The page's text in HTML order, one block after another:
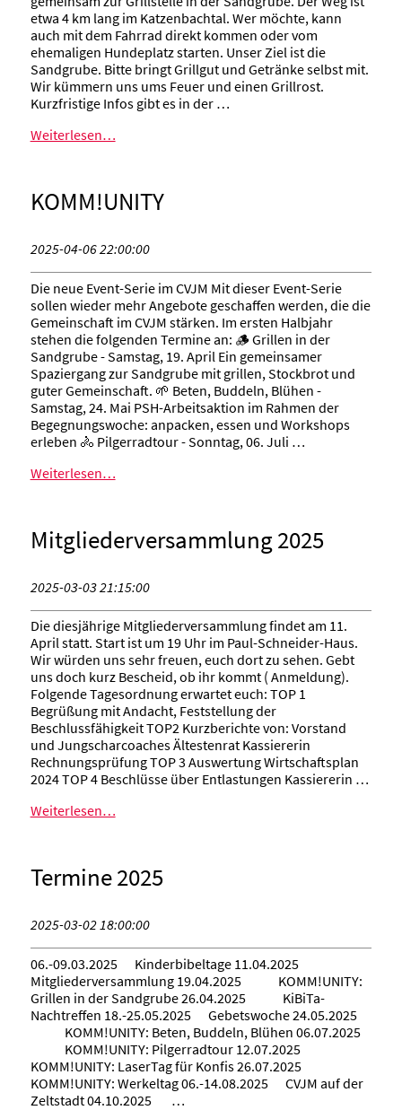
etwa 4 km lang im Katzenbachtal. Wer möchte, kann
auch mit dem Fahrrad direkt kommen oder vom
ehemaligen Hundeplatz starten. Unser Ziel ist die
Sandgrube. Bitte bringt Grillgut und Getränke selbst mit.
Wir kümmern uns ums Feuer und einen Grillrost.
Kurzfristige Infos gibt es in der …
Weiterlesen…
KOMM!UNITY
2025-04-06 22:00:00
Die neue Event-Serie im CVJM Mit dieser Event-Serie
sollen wieder mehr Angebote geschaffen werden, die die
Gemeinschaft im CVJM stärken. Im ersten Halbjahr
stehen die folgenden Termine an: 🪵 Grillen in der
Sandgrube - Samstag, 19. April Ein gemeinsamer
Spaziergang zur Sandgrube mit grillen, Stockbrot und
guter Gemeinschaft. 🌱 Beten, Buddeln, Blühen -
Samstag, 24. Mai PSH-Arbeitsaktion im Rahmen der
Begegnungswoche: anpacken, essen und Workshops
erleben 🚴 Pilgerradtour - Sonntag, 06. Juli …
Weiterlesen…
Mitgliederversammlung 2025
2025-03-03 21:15:00
Die diesjährige Mitgliederversammlung findet am 11.
April statt. Start ist um 19 Uhr im Paul-Schneider-Haus.
Wir würden uns sehr freuen, euch dort zu sehen. Gebt
uns doch kurz Bescheid, ob ihr kommt ( Anmeldung).
Folgende Tagesordnung erwartet euch: TOP 1
Begrüßung mit Andacht, Feststellung der
Beschlussfähigkeit TOP2 Kurzberichte von: Vorstand
und Jungscharcoaches Ältestenrat Kassiererin
Rechnungsprüfung TOP 3 Auswertung Wirtschaftsplan
2024 TOP 4 Beschlüsse über Entlastungen Kassiererin …
Weiterlesen…
Termine 2025
2025-03-02 18:00:00
06.-09.03.2025 Kinderbibeltage 11.04.2025
Mitgliederversammlung 19.04.2025 KOMM!UNITY:
Grillen in der Sandgrube 26.04.2025 KiBiTa-
Nachtreffen 18.-25.05.2025 Gebetswoche 24.05.2025
KOMM!UNITY: Beten, Buddeln, Blühen 06.07.2025
KOMM!UNITY: Pilgerradtour 12.07.2025
KOMM!UNITY: LaserTag für Konfis 26.07.2025
KOMM!UNITY: Werkeltag 06.-14.08.2025 CVJM auf der
Zeltstadt 04.10.2025 …